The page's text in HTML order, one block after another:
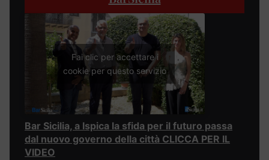
Fai clic per accettare i
cookie per questo servizio
Bar Sicilia, a Ispica la sfida per il futuro passa
dal nuovo governo della città CLICCA PER IL
VIDEO